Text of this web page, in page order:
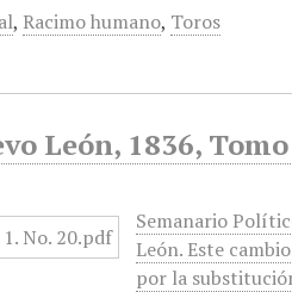
, Racimo humano, Toros
León, 1836,
Semanario
León. Este
por la